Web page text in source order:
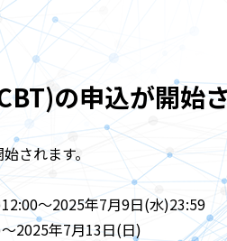
の申込が開始
されます。
～2025年7月9日(水)23:59
2025年7月13日(日)